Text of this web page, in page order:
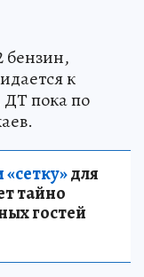
бензин,
к
пока по
для
тайно
гостей